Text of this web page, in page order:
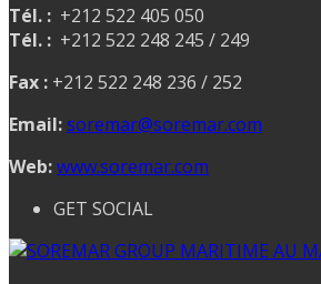
Tél. : +212 522 405 050
Tél. : +212 522 248 245 / 249
Fax : +212 522 248 236 / 252
Email:soremar@soremar.com
Web:www.soremar.com
GET SOCIAL